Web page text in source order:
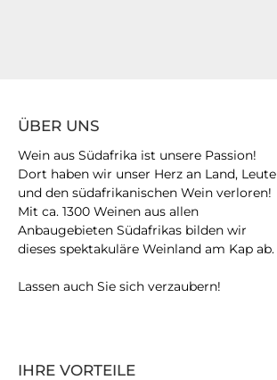
IHRE VORTEILE
ÜBER UNS
Wein aus Südafrika ist unsere Passion!
Dort haben wir unser Herz an Land, Leute
und den südafrikanischen Wein verloren!
Mit ca. 1300 Weinen aus allen
Anbaugebieten Südafrikas bilden wir
dieses spektakuläre Weinland am Kap ab.
Lassen auch Sie sich verzaubern!